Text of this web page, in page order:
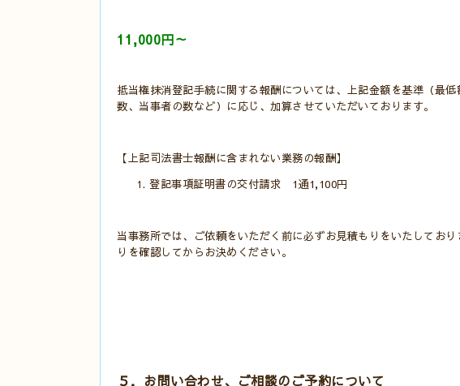
11,000円～
抵当権抹消登記手続に関する報酬については、上記金額を基準（最
数、当事者の数など）に応じ、加算させていただいております。
【上記司法書士報酬に含まれない業務の報酬】
登記事項証明書の交付請求 1通1,100円
当事務所では、ご依頼をいただく前に必ずお見積もりをいたしており
りを確認してからお決めください。
５．お問い合わせ、ご相談のご予約について